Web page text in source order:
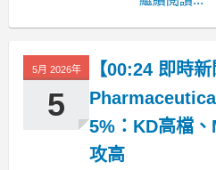
display: flex
5月 2026年
5
【00:24 即時
5%：KD高檔
攻高